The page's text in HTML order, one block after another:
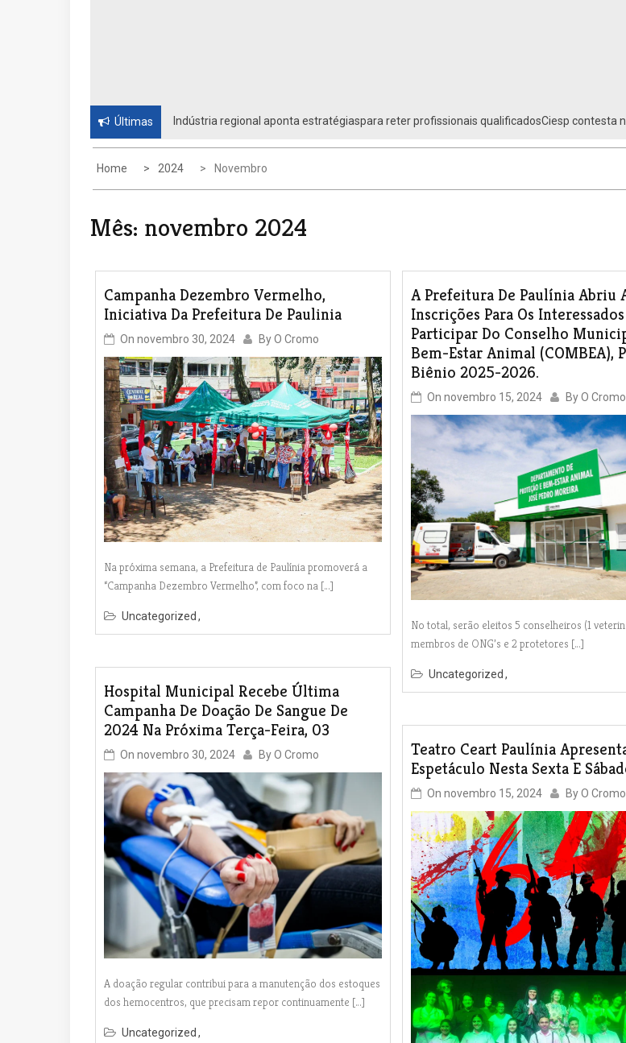
Últimas
Indústria regional aponta estratégiaspara reter profissionais qualificadosCiesp contesta
Home 2024 Novembro
Mês: novembro 2024
Campanha Dezembro Vermelho,
Iniciativa Da Prefeitura De Paulinia
On novembro 30, 2024 ByO Cromo
Na próxima semana, a Prefeitura de Paulínia promoverá a
“Campanha Dezembro Vermelho”, com foco na […]
Uncategorized
Hospital Municipal Recebe Última
Campanha De Doação De Sangue De
2024 Na Próxima Terça-Feira, 03
On novembro 30, 2024 ByO Cromo
A doação regular contribui para a manutenção dos estoques
dos hemocentros, que precisam repor continuamente […]
Uncategorized
A Prefeitura De Paulínia Abriu
Inscrições Para Os
Participar Do Conselho
Bem-Estar Animal (COMBEA),
Biênio 2025-2026.
Onnovembro 15, 2024 ByO Cromo
No total, serão eleitos 5 conselheiros (1
membros de ONG’s e 2 protetores […]
Uncategorized
Teatro Ceart Paulínia
Espetáculo Nesta Sexta E
Onnovembro 15, 2024 ByO Cromo